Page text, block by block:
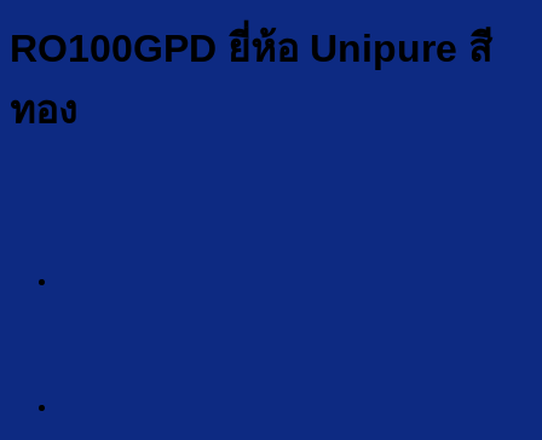
RO100GPD ยี่ห้อ Unipure สี
ทอง